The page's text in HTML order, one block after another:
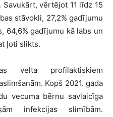
vērtējot 11 līdz 15
stāvokli, 27,2% gadījumu
64,6% gadījumu kā labs un
ļoti slikts.
velta profilaktiskiem
Kopš 2021. gada
vecuma bērnu savlaicīga
infekcijas slimībām.